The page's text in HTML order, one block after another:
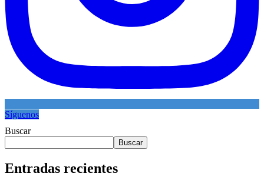
Síguenos
Buscar
Buscar
Entradas recientes